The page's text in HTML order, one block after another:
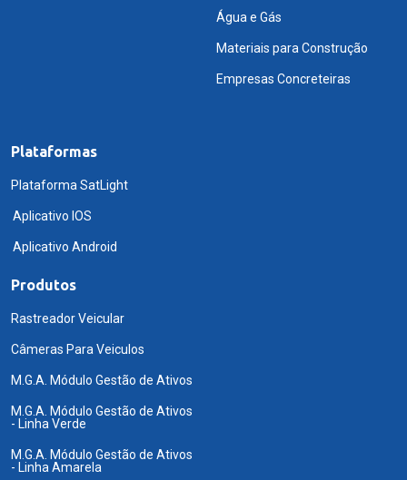
Água e Gás
Materiais para Construção
Empresas Concreteiras
Plataformas
Plataforma SatLight
Aplicativo IOS
Aplicativo Android
Produtos
Rastreador Veicular
Câmeras Para Veiculos
M.G.A. Módulo Gestão de Ativos
M.G.A. Módulo Gestão de Ativos
- Linha Verde
M.G.A. Módulo Gestão de Ativos
- Linha Amarela